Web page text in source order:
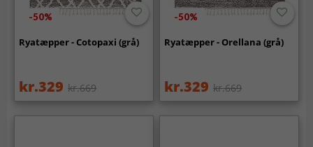
-50%
Ryatæpper - Cotopaxi (grå)
kr.329 kr.669
-50%
Ryatæpper - Orellana (grå)
kr.329 kr.669